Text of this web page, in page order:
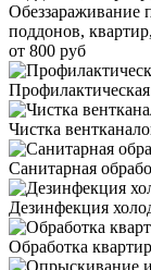
Обеззараживание
поддонов,
от 800 руб
Чистка
Санитарная
Дезинфекция
Обработка